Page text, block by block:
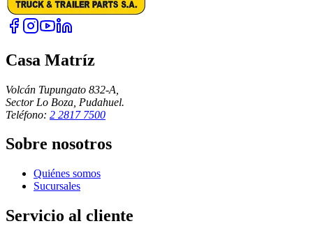
Casa Matríz
Volcán Tupungato 832-A,
Sector Lo Boza, Pudahuel.
Teléfono: 2 2817 7500
Sobre nosotros
Quiénes somos
Sucursales
Servicio al cliente